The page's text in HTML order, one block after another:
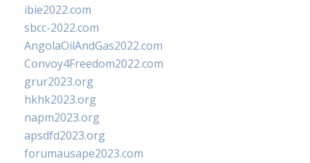
ibie2022.com
sbcc-2022.com
AngolaOilAndGas2022.com
Convoy4Freedom2022.com
grur2023.org
hkhk2023.org
napm2023.org
apsdfd2023.org
forumausape2023.com